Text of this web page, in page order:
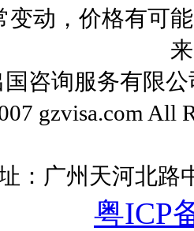
变动，价格有可
咨询服务有限
gzvisa.com All
：广州天河北路
粤ICP